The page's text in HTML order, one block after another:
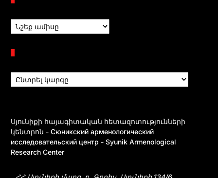
Սյունիքի հայագիտական հետազոտությունների
կենտրոն - Сюникский арменологический
исследовательский центр - Syunik Armenological
Research Center